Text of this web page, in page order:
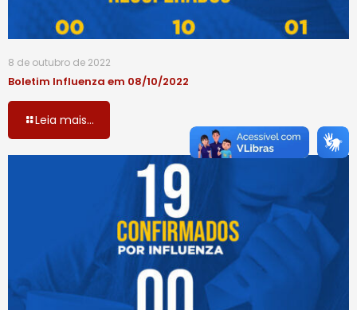
8 de outubro de 2022
Boletim Influenza em 08/10/2022
Leia mais...